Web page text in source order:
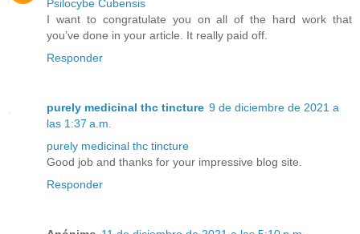
Psilocybe Cubensis
I want to congratulate you on all of the hard work that
you’ve done in your article. It really paid off.
Responder
purely medicinal thc tincture 9 de diciembre de 2021 a
las 1:37 a.m.
purely medicinal thc tincture
Good job and thanks for your impressive blog site.
Responder